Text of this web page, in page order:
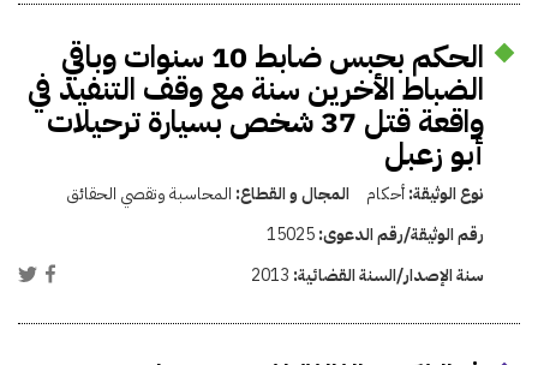
الحكم بحبس ضابط 10 سنوات وباقي
الضباط الأخرين سنة مع وقف التنفيذ في
واقعة قتل 37 شخص بسيارة ترحيلات
أبو زعبل
نوع الوثيقة:أحكام المجال و القطاع: المحاسبة وتقصي الحقائق
رقم الوثيقة/رقم الدعوى:15025
سنة الإصدار/السنة القضائية: 2013